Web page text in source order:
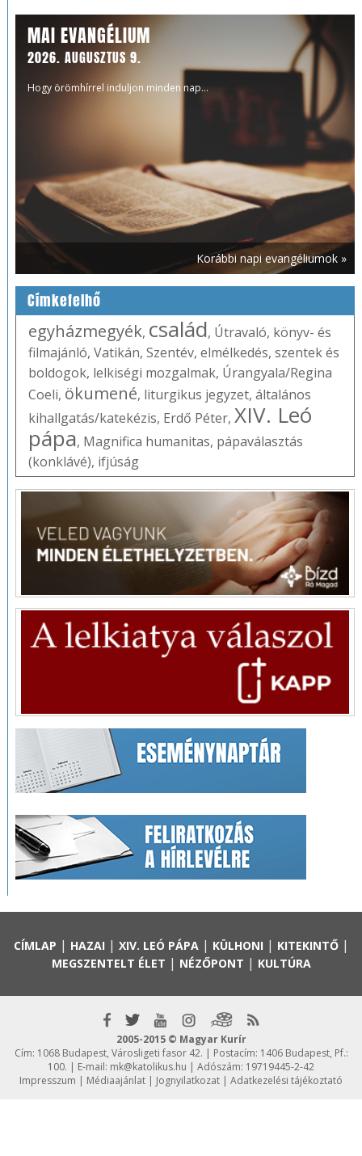
MAI EVANGÉLIUM
2026. AUGUSZTUS 9.
Hogy örömhírrel induljon minden nap...
Korábbi napi evangéliumok »
Címkefelhő
egyházmegyék, család, Útravaló, könyv- és
filmajánló, Vatikán, Szentév, elmélkedés, szentek és
boldogok, lelkiségi mozgalmak, Úrangyala/Regina
Coeli, ökumené, liturgikus jegyzet, általános
kihallgatás/katekézis, Erdő Péter, XIV. Leó
pápa, Magnifica humanitas, pápaválasztás
(konklávé), ifjúság
CÍMLAP | HAZAI | XIV. LEÓ PÁPA| KÜLHONI | KITEKINTŐ|
MEGSZENTELT ÉLET | NÉZŐPONT | KULTÚRA
2005-2015 © Magyar Kurír
Cím: 1068 Budapest, Városligeti fasor 42. | Postacím: 1406 Budapest, Pf.:
100. | E-mail: mk@katolikus.hu | Adószám: 19719445-2-42
Impresszum | Médiaajánlat | Jognyilatkozat | Adatkezelési tájékoztató